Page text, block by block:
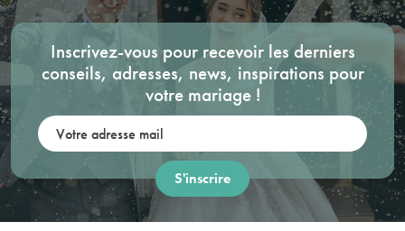
Inscrivez-vous pour recevoir les derniers
conseils, adresses, news, inspirations pour
votre mariage !